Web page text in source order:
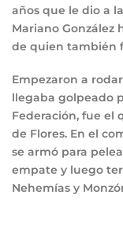
años que le dio a
Mariano González
de quien también
Empezaron a
llegaba golpeado
Federación, fue el
de Flores. En el
se armó para
empate y luego
Nehemías y